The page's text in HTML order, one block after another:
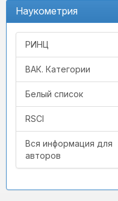
Наукометрия
РИНЦ
ВАК. Категории
Белый список
RSCI
Вся информация для
авторов